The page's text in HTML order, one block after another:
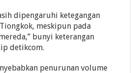
dipengaruhi ketegangan
meskipun pada
bunyi keterangan
detikcom.
penurunan volume